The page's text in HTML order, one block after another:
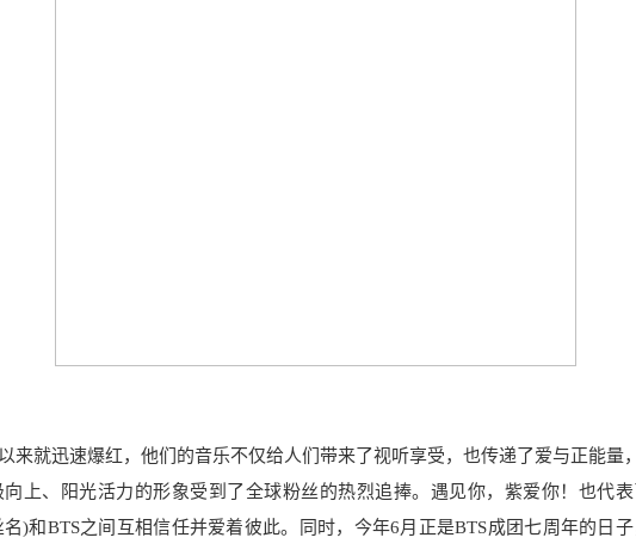
来就迅速爆红，他们的音乐不仅给人们带来了视听享受，也传递了爱与正能量
上、阳光活力的形象受到了全球粉丝的热烈追捧。遇见你，紫爱你！也代表
)和BTS之间互相信任并爱着彼此。同时，今年6月正是BTS成团七周年的日子